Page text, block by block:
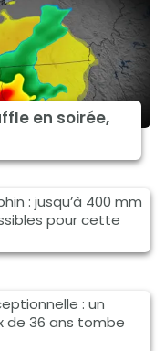
en soirée,
: jusqu’à 400 mm
pour cette
: un
de 36 ans tombe